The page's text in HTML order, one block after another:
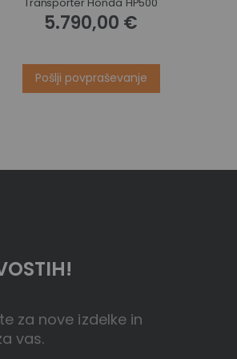
5.790,00 €
Pošlji povpraševanje
za nove izdelke in
vas.